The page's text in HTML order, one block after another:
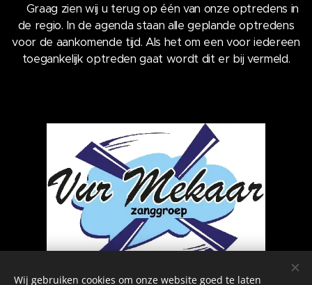
Graag zien wij u terug op één van onze optredens in
de regio. In de agenda staan alle geplande optredens
voor de aankomende tijd. Als het om een voor iedereen
toegankelijk optreden gaat wordt dit er bij vermeld.
Wij gebruiken cookies om onze website goed te laten